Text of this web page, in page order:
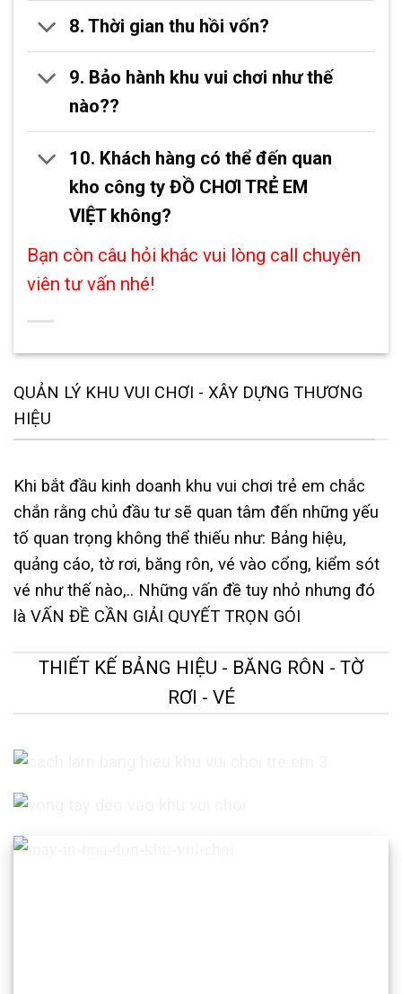
8. Thời gian thu hồi vốn?
9. Bảo hành khu vui chơi như thế
nào??
10. Khách hàng có thể đến quan
kho công ty ĐỒ CHƠI TRẺ EM
VIỆT không?
Bạn còn câu hỏi khác vui lòng call chuyên
viên tư vấn nhé!
QUẢN LÝ KHU VUI CHƠI - XÂY DỰNG THƯƠNG
HIỆU
Khi bắt đầu kinh doanh khu vui chơi trẻ em chắc
chắn rằng chủ đầu tư sẽ quan tâm đến những yếu
tố quan trọng không thể thiếu như: Bảng hiệu,
quảng cáo, tờ rơi, băng rôn, vé vào cổng, kiểm sót
vé như thế nào,.. Những vấn đề tuy nhỏ nhưng đó
là VẤN ĐỀ CẦN GIẢI QUYẾT TRỌN GÓI
THIẾT KẾ BẢNG HIỆU - BĂNG RÔN - TỜ
RƠI - VÉ